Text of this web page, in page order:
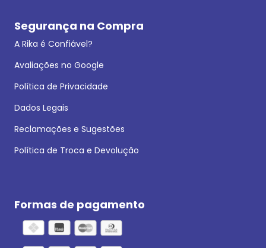
Segurança na Compra
A Rika é Confiável?
Avaliações no Google
Política de Privacidade
Dados Legais
Reclamações e Sugestões
Política de Troca e Devolução
Formas de pagamento